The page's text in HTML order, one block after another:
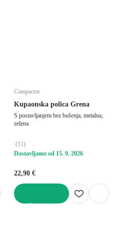
Compactor
Kupaonska polica Grena
S postavljanjem bez bušenja, metalna,
zelena
(11)
Dostavljamo od 15. 9. 2026
22,90 €